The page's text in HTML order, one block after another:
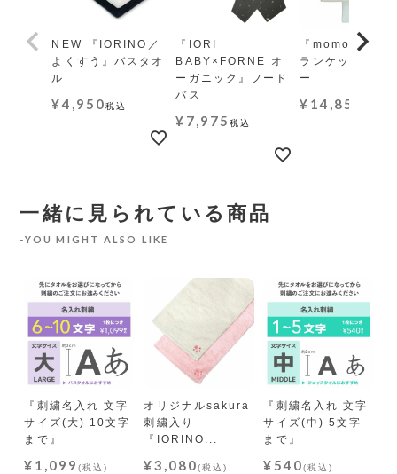
NEW 『IORINO／
よくすう』バスタオ
ル
¥4,950税込
『IORI
BABY×FORNE オ
ーガニック』フード
バス
¥ 7,975税込
『momo-モモ』
ランケット レギ
ー
¥ 14,850
一緒に見られている商品
YOU MIGHT ALSO LIKE
『刺繍名入れ 文字
サイズ(大) 10文字
まで』
¥1,099(税込)
オリジナルsakura
刺繍入り
『IORINO...
¥3,080(税込)
『刺繍名入れ 文字
サイズ(中) 5文字
まで』
¥540(税込)